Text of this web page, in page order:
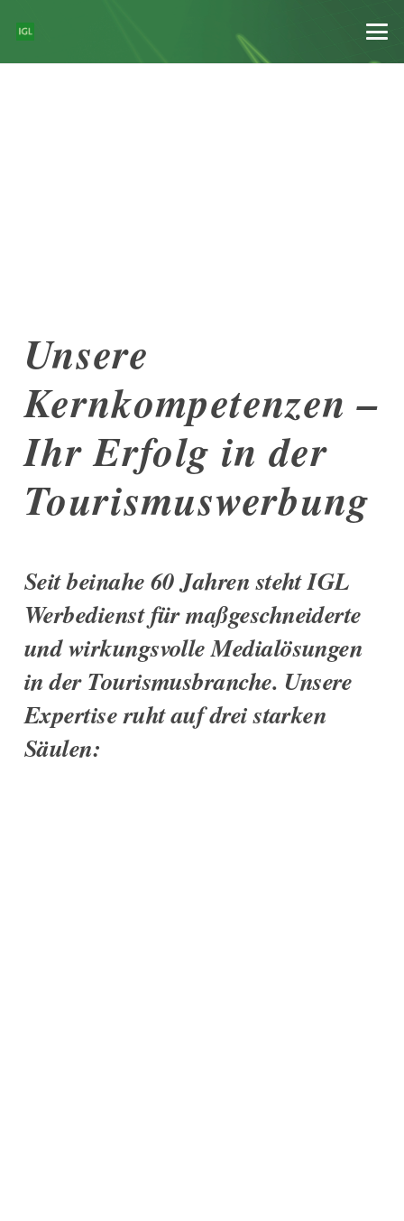
Unsere
Kernkompetenzen –
Ihr Erfolg in der
Tourismuswerbung
Seit beinahe 60 Jahren stehtIGL
Werbedienstfür maßgeschneiderte
und wirkungsvolle Medialösungen
in der Tourismusbranche. Unsere
Expertise ruht auf drei starken
Säulen: